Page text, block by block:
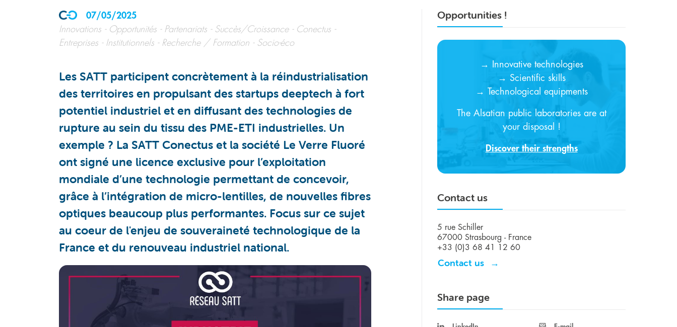
07/05/2025
Innovations
Opportunités Partenariats Succès/Croissance
Conectus
Entreprises
Institutionnels Recherche / Formation Socio-éco
Les SATT participent concrètement à la réindustrialisation
des territoires en propulsant des startups deeptech à fort
potentiel industriel et en diffusant des technologies de
rupture au sein du tissu des PME-ETI industrielles. Un
exemple ? La SATT Conectus et la société Le Verre Fluoré
ont signé une licence exclusive pour l’exploitation
mondiale d’une technologie permettant de concevoir,
grâce à l’intégration de micro-lentilles, de nouvelles fibres
optiques beaucoup plus performantes. Focus sur ce sujet
au coeur de l'enjeu de souveraineté technologique de la
France et du renouveau industriel national.
Opportunities !
→ Innovative technologies
→ Scientific skills
→ Technological equipments
The Alsatian public laboratories are at
your disposal !
Discover their strengths
Contact us
5 rue Schiller
67000 Strasbourg - France
+33 (0)3 68 41 12 60
Contact us
Share page